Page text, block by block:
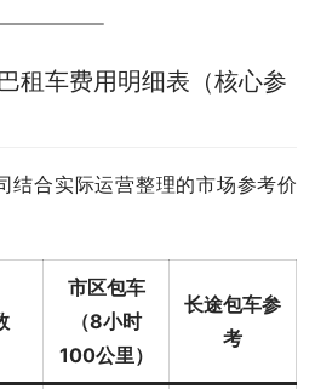
租车费用明细表（核心参
结合实际运营整理的市场参考价
市区包车
（8小时
100公里）
长途包车参
考